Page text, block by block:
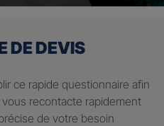
DE DEVIS
ce rapide questionnaire afin
recontacte rapidement
de votre besoin